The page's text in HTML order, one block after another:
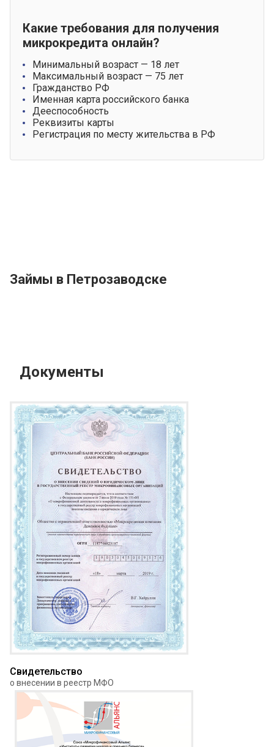
Какие требования для получения
микрокредита онлайн?
Минимальный возраст — 18 лет
Максимальный возраст — 75 лет
Гражданство РФ
Именная карта российского банка
Дееспособность
Реквизиты карты
Регистрация по месту жительства в РФ
Займы в Петрозаводске
Документы
Свидетельство
о внесении в реестр МФО